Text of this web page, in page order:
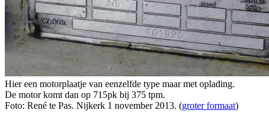
Hier een motorplaatje van eenzelfde type maar met oplading.
De motor komt dan op 715pk bij 375 tpm.
Foto: René te Pas. Nijkerk 1 november 2013. (groter formaat)